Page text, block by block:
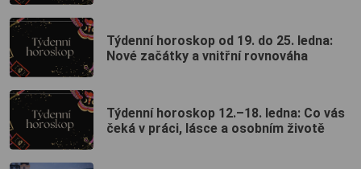
Týdenní horoskop od 19. do 25. ledna:
Nové začátky a vnitřní rovnováha
Týdenní horoskop 12.–18. ledna: Co vás
čeká v práci, lásce a osobním životě